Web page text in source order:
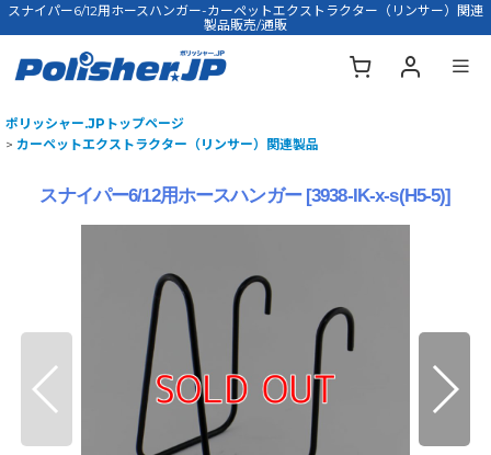
スナイパー6/12用ホースハンガー-カーペットエクストラクター（リンサー）関連
製品販売/通販
ポリッシャー.JPトップページ
> カーペットエクストラクター（リンサー）関連製品
スナイパー6/12用ホースハンガー [3938-IK-x-s(H5-5)]